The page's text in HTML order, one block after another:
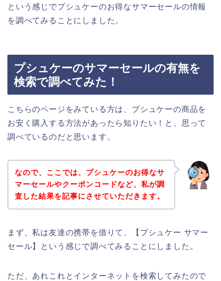
という感じでプシュケーのお得なサマーセールの情報
を調べてみることにしました。
プシュケーのサマーセールの有無を
検索で調べてみた！
こちらのページをみている方は、プシュケーの商品を
お安く購入する方法があったら知りたい！と、思って
調べているのだと思います。
なので、ここでは、プシュケーのお得なサ
マーセールやクーポンコードなど、私が調
査した結果を記事にさせていただきます。
まず、私は友達の携帯を借りて、【プシュケー サマー
セール】という感じで調べてみることにしました。
ただ、あれこれとインターネットを検索してみたので